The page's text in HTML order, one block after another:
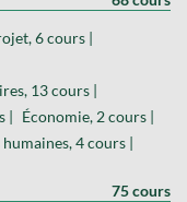
6 cours |
13 cours |
Économie, 2 cours |
4 cours |
75 cours